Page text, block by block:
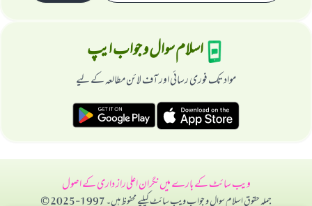
اسلام سوال و جواب ایپ
مواد تک فوری رسائی اور آف لائن مطالعہ کے لیے
ویب سائٹ کے بارے میںنگران اعلیراز داری کے اصول
جملہ حقوق اسلام سوال و جواب ویب سائٹ کیلیے محفوظ ہیں۔ 1997-2025 ©